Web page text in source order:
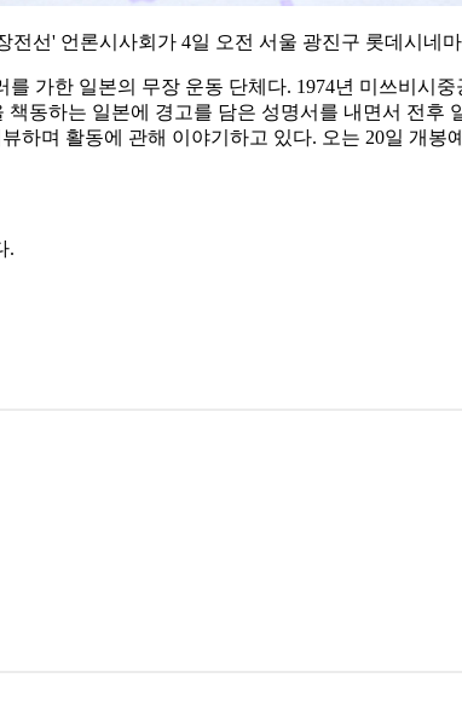
선' 언론시사회가 4일 오전 서울 광진구 롯데시네
가한 일본의 무장 운동 단체다. 1974년 미쓰비시
책동하는 일본에 경고를 담은 성명서를 내면서 전
하며 활동에 관해 이야기하고 있다. 오는 20일 개봉
.